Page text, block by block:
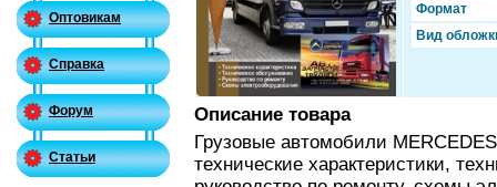
Оптовикам
Справка
Форум
Статьи
Формат
Вид
Описание товара
Грузовые автомобили
технические характеристики,